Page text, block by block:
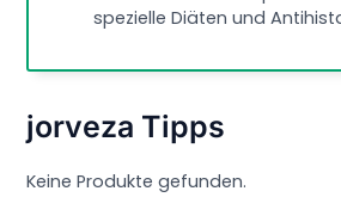
spezielle Diäten und
jorveza Tipps
Keine Produkte gefunden.